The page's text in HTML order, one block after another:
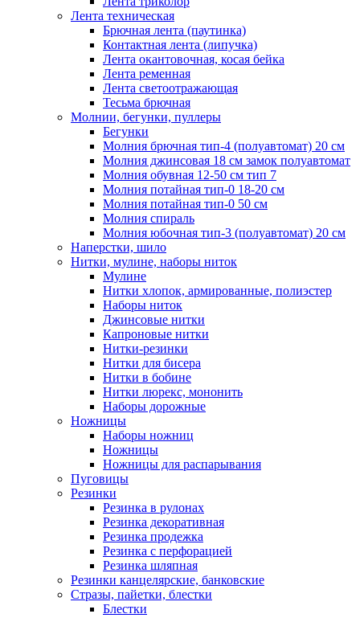
Лента техническая
Брючная лента (паутинка)
Контактная лента (липучка)
Лента окантовочная, косая бейка
Лента ременная
Лента светоотражающая
Тесьма брючная
Молнии, бегунки, пуллеры
Бегунки
Молния брючная тип-4 (полуавтомат) 20 см
Молния джинсовая 18 см замок полуавтомат
Молния обувная 12-50 см тип 7
Молния потайная тип-0 18-20 см
Молния потайная тип-0 50 см
Молния спираль
Молния юбочная тип-3 (полуавтомат) 20 см
Наперстки, шило
Нитки, мулине, наборы ниток
Мулине
Нитки хлопок, армированные, полиэстер
Наборы ниток
Джинсовые нитки
Капроновые нитки
Нитки-резинки
Нитки для бисера
Нитки в бобине
Нитки люрекс, мононить
Наборы дорожные
Ножницы
Наборы ножниц
Ножницы
Ножницы для распарывания
Пуговицы
Резинки
Резинка в рулонах
Резинка декоративная
Резинка продежка
Резинка с перфорацией
Резинка шляпная
Резинки канцелярские, банковские
Стразы, пайетки, блестки
Блестки